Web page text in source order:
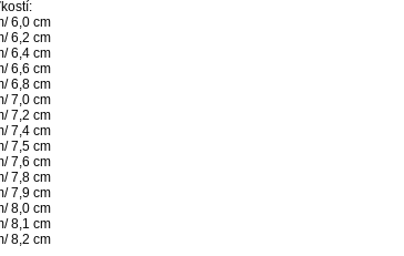
6,0 cm
6,2 cm
6,4 cm
6,6 cm
6,8 cm
7,0 cm
7,2 cm
7,4 cm
7,5 cm
7,6 cm
7,8 cm
7,9 cm
8,0 cm
8,1 cm
8,2 cm